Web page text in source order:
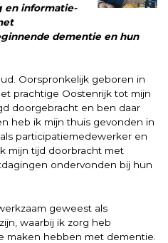
en informatie-
dementie en hun
Oorspronkelijk geboren in
prachtige Oostenrijk tot mijn
doorgebracht en ben daar
heb ik mijn thuis gevonden in
participatiemedewerker en
mijn tijd doorbracht met
ondervonden bij hun
geweest als
waarbij ik zorg heb
maken hebben met dementie.